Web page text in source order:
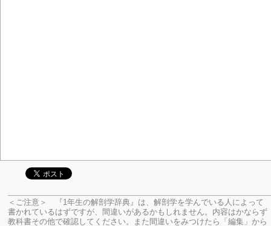
＜ご注意＞ 『1年生の解剖学辞典』は、解剖学を学んでいる人によって
書かれているはずですが、間違いがあるかもしれません。内容はかならず
教科書その他で確認してください。
また間違いをみつけたら「編集」から